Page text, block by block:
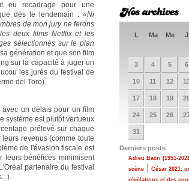
eu recadrage pour une
dès le lendemain : «Ni
de mon jury ne ferons
deux films Netflix et les
sélectionnés sur le plan
génération et que son film
sur la capacité à juger un
les jurés du festival de
del Toro).
un délais pour un film
système est plutôt vertueux
prélevé sur chaque
revenus (comme toute
de l'évasion fiscale est
leurs bénéfices minimisent
partenaire du festival
L Ma Me J
3 4 5 6
10 11 12
17 18 19
24 25 26
31
Derniers posts
Adieu Bacri (1951-
scène
César 2021:
révélations et des